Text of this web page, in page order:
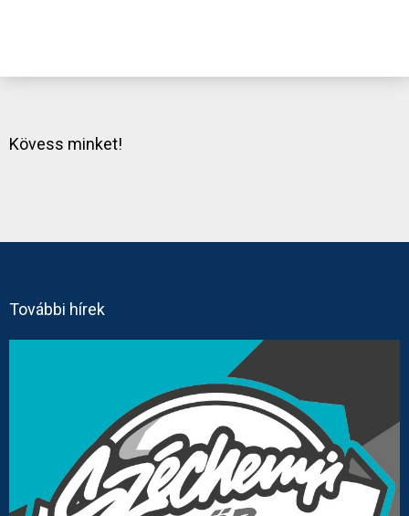
Kövess minket!
További hírek